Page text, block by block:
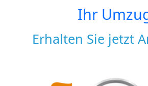
Ihr
Erhalten Sie jetzt